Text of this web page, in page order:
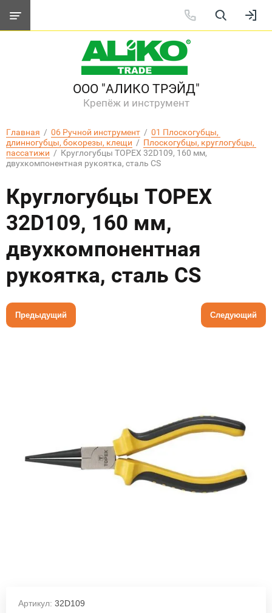
ООО "АЛИКО ТРЭЙД"
Крепёж и инструмент
Главная
  /
06 Ручной инструмент
  /
01 Плоскогубцы,
длинногубцы, бокорезы, клещи
  /
Плоскогубцы, круглогубцы,
пассатижи
  /  Круглогубцы TOPEX 32D109, 160 мм,
двухкомпонентная рукоятка, сталь CS
Круглогубцы TOPEX
32D109, 160 мм,
двухкомпонентная
рукоятка, сталь CS
Предыдущий Следующий
Артикул: 32D109